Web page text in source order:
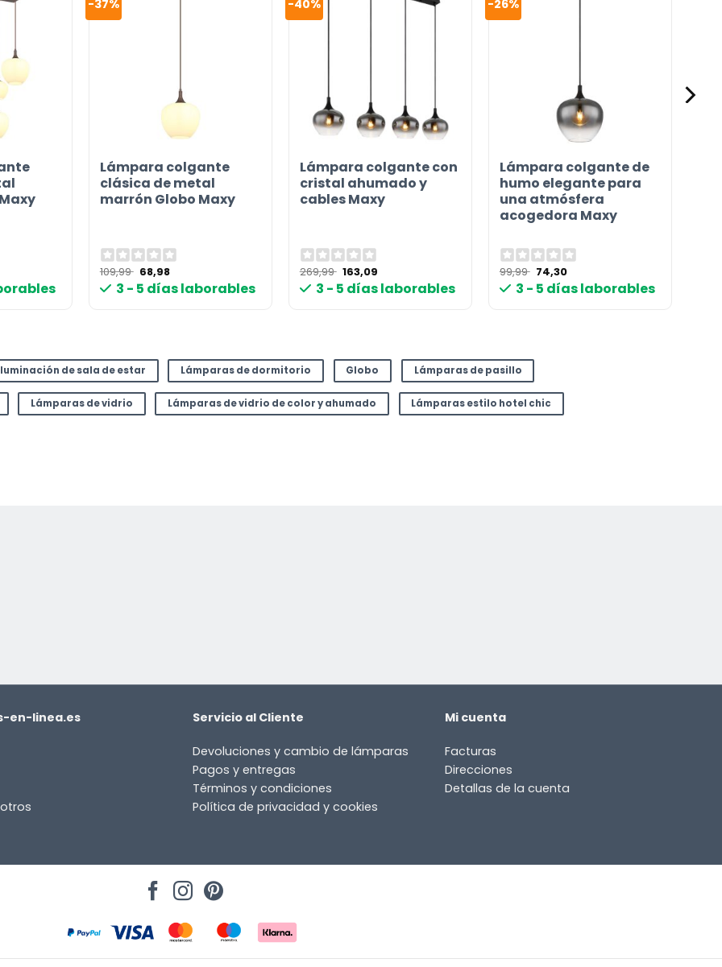
-37%
Lámpara colgante
clásica de metal
marrón Globo Maxy
109,99 El
precio
original
68,98
precio
actual
3 - 5 días laborables
-40%
Lámpara colgante con
cristal ahumado y
cables Maxy
269,99 El
precio
original
163,09
precio
actual
3 - 5 días laborables
-26%
Lámpara colgante de
humo elegante para
una atmósfera
acogedora Maxy
99,99 El
precio
original
74,30
precio
actual
3 - 5 días laborables
de sala de estar Lámparas de dormitorio Globo Lámparas de pasillo
Lámparas de vidrio Lámparas de vidrio de color y ahumado Lámparas estilo hotel chic
en-linea.es Servicio al Cliente
Devoluciones y cambio de lámparas
Pagos y entregas
Términos y condiciones
Política de privacidad y cookies
Mi cuenta
Facturas
Direcciones
Detallas de la cuenta